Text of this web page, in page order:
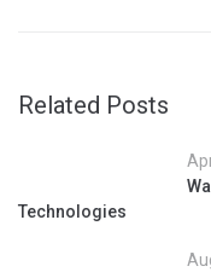
Related Posts
Technologies